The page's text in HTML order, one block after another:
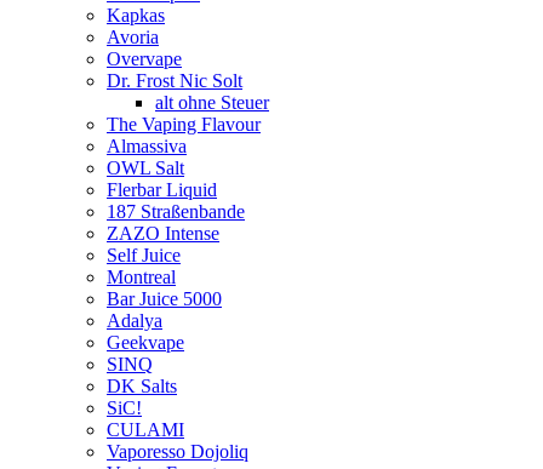
Kapkas
Avoria
Overvape
Dr. Frost Nic Solt
alt ohne Steuer
The Vaping Flavour
Almassiva
OWL Salt
Flerbar Liquid
187 Straßenbande
ZAZO Intense
Self Juice
Montreal
Bar Juice 5000
Adalya
Geekvape
SINQ
DK Salts
SiC!
CULAMI
Vaporesso Dojoliq